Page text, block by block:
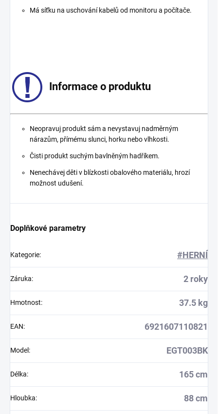
Má síťku na uschování kabelů od monitoru a počítače.
Informace o produktu
Neopravuj produkt sám a nevystavuj nadměrným
nárazům, přímému slunci, horku nebo vlhkosti.
Čisti produkt suchým bavlněným hadříkem.
Nenechávej děti v blízkosti obalového materiálu, hrozí
možnost udušení.
Doplňkové parametry
Kategorie: #HERNÍ
Záruka: 2 roky
Hmotnost: 37.5 kg
EAN: 6921607110821
Model : EGT003BK
Délka: 165 cm
Hloubka: 88 cm